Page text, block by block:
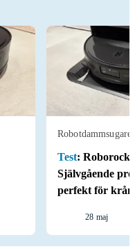
Robotdammsugare
Test: Roborock
Självgående
perfekt för
28 maj